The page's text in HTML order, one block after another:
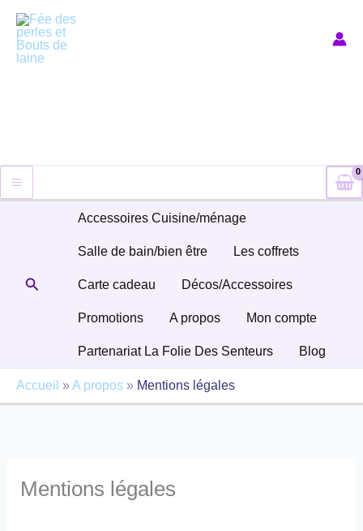
Aller
contenu
Rechercher
Accessoires Cuisine/ménage
Salle de bain/bien être Les coffrets
Carte cadeau Décos/Accessoires
Promotions A propos Mon compte
Partenariat La Folie Des Senteurs Blog
Accueil »A propos » Mentions légales
Mentions légales